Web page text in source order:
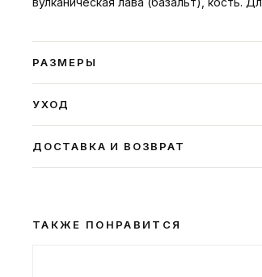
РАЗМЕРЫ
УХОД
ДОСТАВКА И ВОЗВРАТ
ТАКЖЕ ПОНРАВИТСЯ